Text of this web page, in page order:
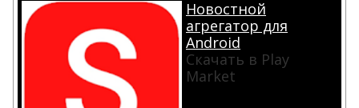
Новостной
агрегатор для
Android
Скачать в Play
Market